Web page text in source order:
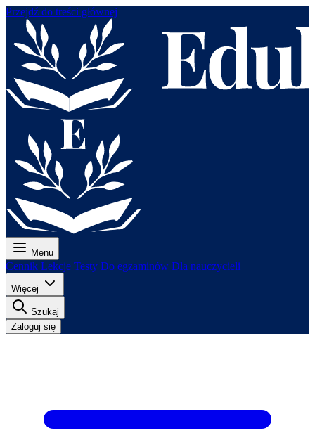
Przejdź do treści głównej
Menu
Cennik Lekcje Testy Do egzaminów Dla nauczycieli
Więcej
Szukaj
Zaloguj się